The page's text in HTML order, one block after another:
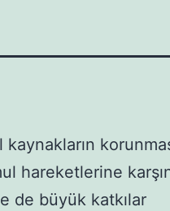
hareketlerine
de büyük katkılar